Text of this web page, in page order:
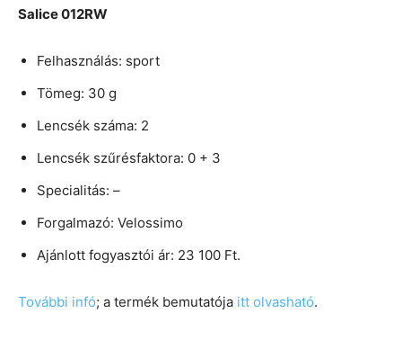
Salice 012RW
Felhasználás: sport
Tömeg: 30 g
Lencsék száma: 2
Lencsék szűrésfaktora: 0 + 3
Specialitás: –
Forgalmazó: Velossimo
Ajánlott fogyasztói ár: 23 100 Ft.
További infó; a termék bemutatója itt olvasható.